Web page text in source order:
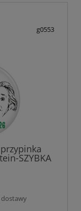
g0553
SZYBKA
dostawy